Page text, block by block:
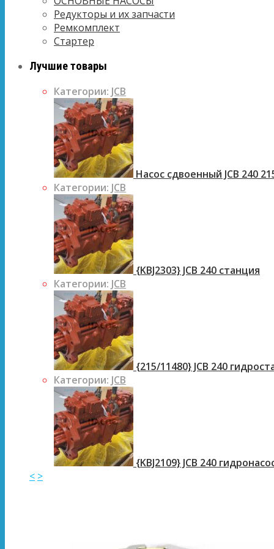
Редукторы и их запчасти
Ремкомплект
Стартер
Лучшие товары
Категории: JCB
Насос сдвоенный JCB 240
Категории: JCB
{KBJ2303} JCB 240 станция
Категории: JCB
{215/11480} JCB 240
Категории: JCB
{KBJ2109} JCB 240
< >